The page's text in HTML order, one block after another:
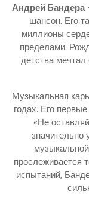
Андрей Бандера
шансон. Его
миллионы
пределами.
детства
Музыкальная
годах. Его
«Не
значительно
прослеживается
испытаний,